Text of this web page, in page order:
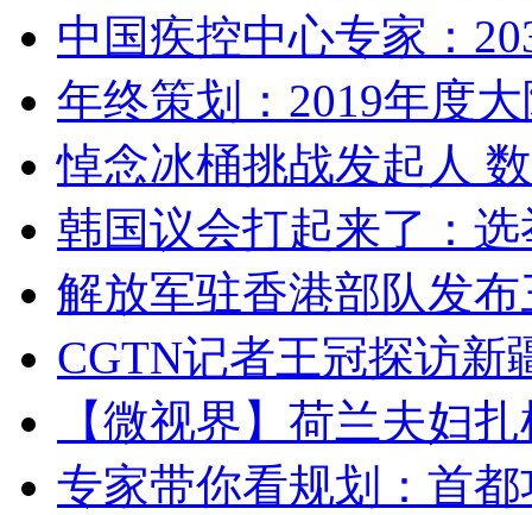
中国疾控中心专家：
年终策划：2019年度
悼念冰桶挑战发起人
韩国议会打起来了：
解放军驻香港部队发
CGTN记者王冠探访新
【微视界】荷兰夫妇
专家带你看规划：首